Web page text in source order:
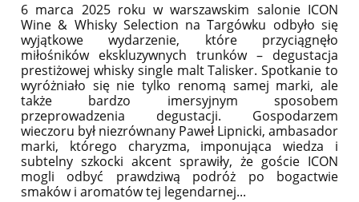
6 marca 2025 roku w warszawskim salonie ICON
Wine & Whisky Selection na Targówku odbyło się
wyjątkowe wydarzenie, które przyciągnęło
miłośników ekskluzywnych trunków – degustacja
prestiżowej whisky single malt Talisker. Spotkanie to
wyróżniało się nie tylko renomą samej marki, ale
także bardzo imersyjnym sposobem
przeprowadzenia degustacji. Gospodarzem
wieczoru był niezrównany Paweł Lipnicki, ambasador
marki, którego charyzma, imponująca wiedza i
subtelny szkocki akcent sprawiły, że goście ICON
mogli odbyć prawdziwą podróż po bogactwie
smaków i aromatów tej legendarnej...